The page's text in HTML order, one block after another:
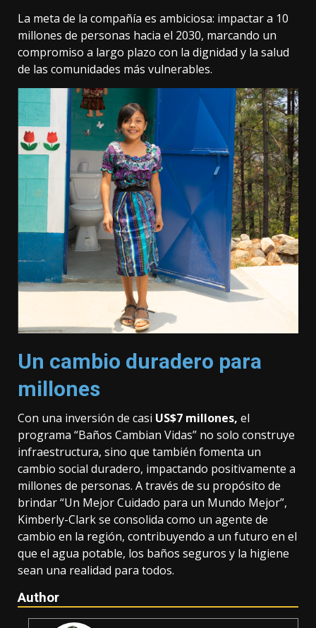
La meta de la compañía es ambiciosa: impactar a 10
millones de personas hacia el 2030, marcando un
compromiso a largo plazo con la dignidad y la salud
de las comunidades más vulnerables.
Un cambio duradero para
millones
Con una inversión de casi US$7 millones, el
programa “Baños Cambian Vidas” no solo construye
infraestructura, sino que también fomenta un
cambio social duradero, impactando positivamente a
millones de personas. A través de su propósito de
brindar “Un Mejor Cuidado para un Mundo Mejor”,
Kimberly-Clark se consolida como un agente de
cambio en la región, contribuyendo a un futuro en el
que el agua potable, los baños seguros y la higiene
sean una realidad para todos.
Author